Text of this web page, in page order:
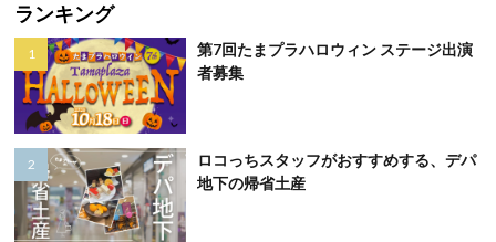
ランキング
第7回たまプラハロウィン ステージ出演
者募集
ロコっちスタッフがおすすめする、デパ
地下の帰省土産